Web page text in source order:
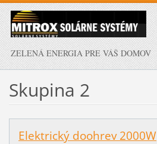
ZELENÁ ENERGIA PRE VÁŠ DOMOV
Skupina 2
Elektrický doohrev 2000W